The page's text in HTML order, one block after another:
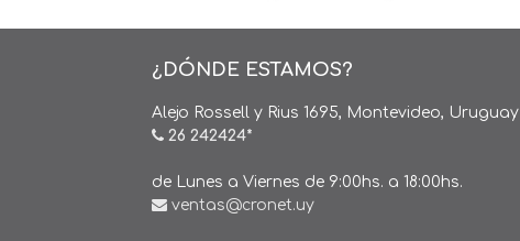
¿DÓNDE ESTAMOS?
Alejo Rossell y Rius 1695, Montevideo, Uruguay
26 242424*
de Lunes a Viernes de 9:00hs. a 18:00hs.
ventas@cronet.uy